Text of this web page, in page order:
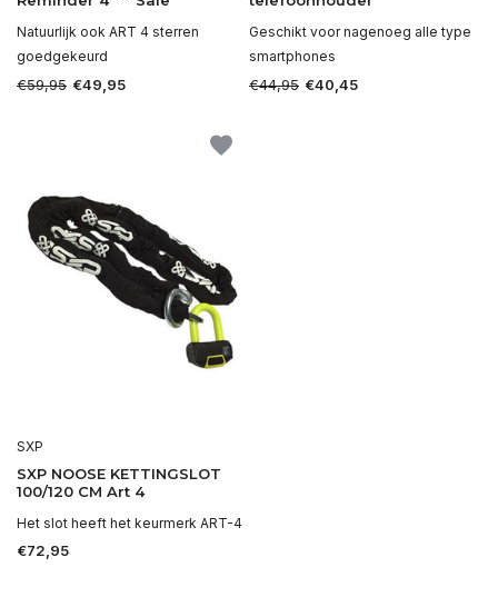
Natuurlijk ook ART 4 sterren
goedgekeurd
€59,95 €49,95
Geschikt voor nagenoeg alle type
smartphones
€44,95 €40,45
SXP
SXP NOOSE KETTINGSLOT
100/120 CM Art 4
Het slot heeft het keurmerk ART-4
€72,95